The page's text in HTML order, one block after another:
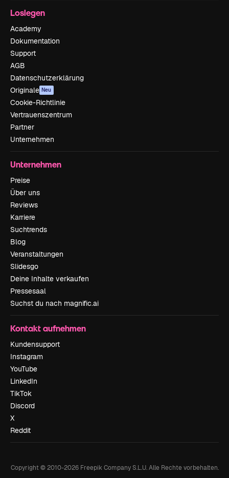
Loslegen
Academy
Dokumentation
Support
AGB
Datenschutzerklärung
Originale Neu
Cookie-Richtlinie
Vertrauenszentrum
Partner
Unternehmen
Unternehmen
Preise
Über uns
Reviews
Karriere
Suchtrends
Blog
Veranstaltungen
Slidesgo
Deine Inhalte verkaufen
Pressesaal
Suchst du nach magnific.ai
Kontakt aufnehmen
Kundensupport
Instagram
YouTube
LinkedIn
TikTok
Discord
X
Reddit
Copyright © 2010-2026Freepik Company S.L.U. Alle Rechte vorbehalten.